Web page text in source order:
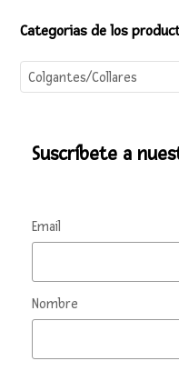
Categorias de los
Colgantes/Collares
Suscríbete a
Email
Nombre